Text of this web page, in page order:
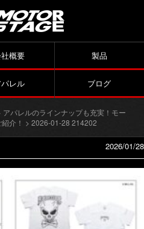
概要 製品
レル ブログ
アパレルのラインナップも充実！モー
介！ > 2026-01-28 214202
2026/01/28